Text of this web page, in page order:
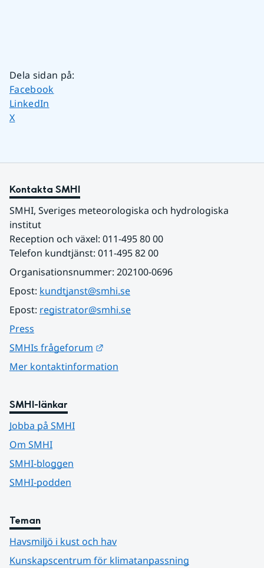
Dela sidan på:
Dela sidan på
Facebook
Dela sidan på
LinkedIn
Dela sidan på
X
Kontakta SMHI
SMHI, Sveriges meteorologiska och hydrologiska
institut
Reception och växel: 011-495 80 00
Telefon kundtjänst: 011-495 82 00
Organisationsnummer: 202100-0696
Epost: kundtjanst@smhi.se
Epost: registrator@smhi.se
Press
SMHIs frågeforum
Mer kontaktinformation
SMHI-länkar
Jobba på SMHI
Om SMHI
SMHI-bloggen
SMHI-podden
Teman
Havsmiljö i kust och hav
Kunskapscentrum för klimatanpassning